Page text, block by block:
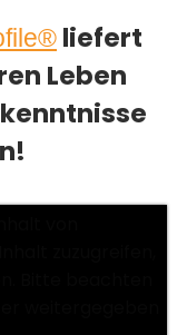
liefert
Leben